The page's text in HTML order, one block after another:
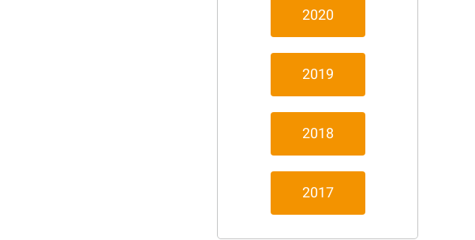
2020
2019
2018
2017